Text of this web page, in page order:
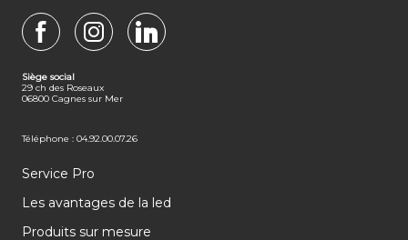
Siège social
29 ch des Roseaux
06800 Cagnes sur Mer
Téléphone : 04.92.00.07.26
Service Pro
Les avantages de la led
Produits sur mesure